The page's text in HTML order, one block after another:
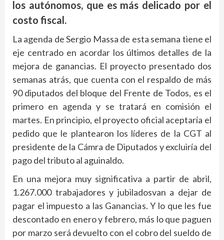
los autónomos, que es más delicado por el
costo fiscal.
La agenda de Sergio Massa de esta semana tiene el
eje centrado en acordar los últimos detalles de la
mejora de ganancias. El proyecto presentado dos
semanas atrás, que cuenta con el respaldo de más
90 diputados del bloque del Frente de Todos, es el
primero en agenda y se tratará en comisión el
martes. En principio, el proyecto oficial aceptaría el
pedido que le plantearon los líderes de la CGT al
presidente de la Cámra de Diputados y excluiría del
pago del tributo al aguinaldo.
En una mejora muy significativa a partir de abril,
1.267.000 trabajadores y jubiladosvan a dejar de
pagar el impuesto a las Ganancias. Y lo que les fue
descontado en enero y febrero, más lo que paguen
por marzo será devuelto con el cobro del sueldo de